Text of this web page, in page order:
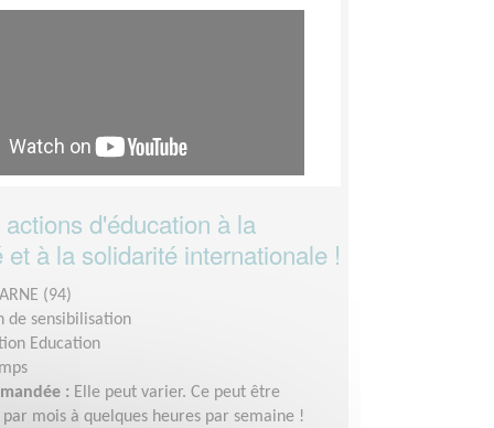
d'éducation à la
et à la solidarité internationale !
(94)
de sensibilisation
Education
: Elle peut varier. Ce peut être
mois à quelques heures par semaine !